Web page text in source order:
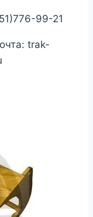
99-21
trak-